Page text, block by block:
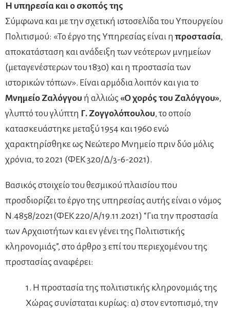
Η υπηρεσία και ο σκοπός της
Σύμφωνα και με την σχετική ιστοσελίδα του Υπουργείου
Πολιτισμού: «Το έργο της Υπηρεσίας είναι ηπροστασία,
αποκατάσταση και ανάδειξη των νεότερων μνημείων
(μεταγενέστερων του 1830) και η προστασία των
ιστορικών τόπων». Είναι αρμόδια λοιπόν και για το
Μνημείο Ζαλόγγου ή αλλιώς «Ο χορός του Ζαλόγγου»,
γλυπτό του γλύπτη Γ. Ζογγολόπουλου, το οποίο
κατασκευάστηκε μεταξύ 1954 και 1960 ενώ
χαρακτηρίσθηκε ως Νεώτερο Μνημείο πριν δύο μόλις
χρόνια, το 2021 (ΦΕΚ 320/Δ/3-6-2021).
Βασικός στοιχείο του θεσμικού πλαισίου που
προσδιορίζει το έργο της υπηρεσίας αυτής είναι ο νόμος
Ν.4858/2021(ΦΕΚ 220/Α/19.11.2021) “Για την προστασία
των Αρχαιοτήτων και εν γένει της Πολιτιστικής
κληρονομιάς”, στο άρθρο 3 επί του περιεχομένου της
προστασίας αναφέρει:
1. Η προστασία της πολιτιστικής κληρονομιάς της
Χώρας συνίσταται κυρίως: α) στον εντοπισμό, την